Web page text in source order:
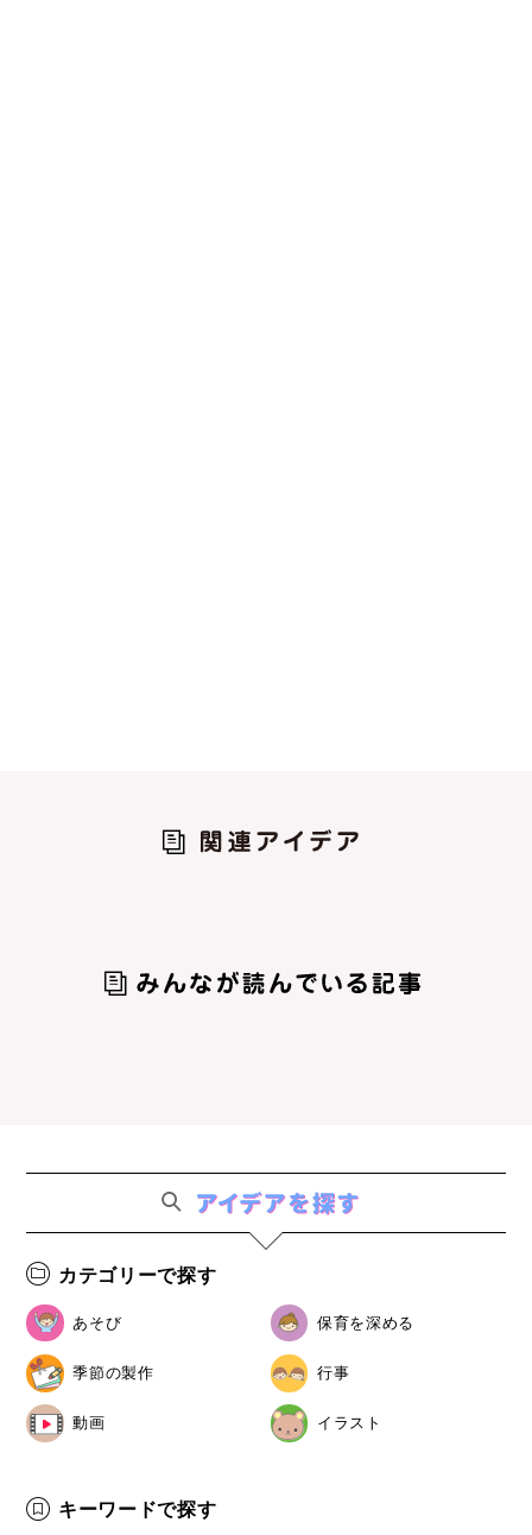
カテゴリーで探す
あそび 保育を深める
季節の製作 行事
動画 イラスト
キーワードで探す